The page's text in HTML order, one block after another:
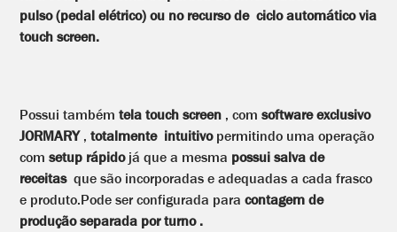
hora
frascos /
hora
Galão 5L:
100 a
galões /
pulso (pedal elétrico) ou no recurso de ciclo automático via
touch screen.
Possui também tela touch screen , comsoftware exclusivo
JORMARY, totalmente intuitivopermitindo uma operação
comsetup rápido já que a mesma possui salva de
receitas que são incorporadas e adequadas a cada frasco
e produto.Pode ser configurada paracontagem de
produção separada por turno .